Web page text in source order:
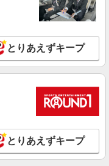
とりあえずキープ
とりあえずキープ